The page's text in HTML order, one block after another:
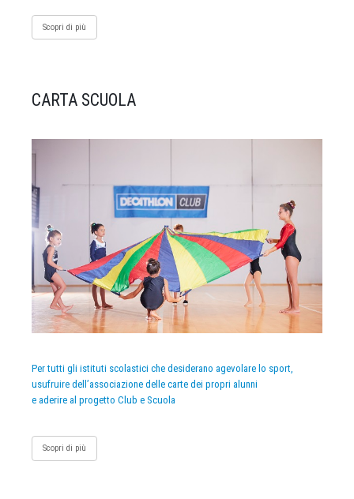
Scopri di più
CARTA SCUOLA
Per tutti gli istituti scolastici che desiderano agevolare lo sport,
usufruire dell’associazione delle carte dei propri alunni
e aderire al progetto Club e Scuola
Scopri di più